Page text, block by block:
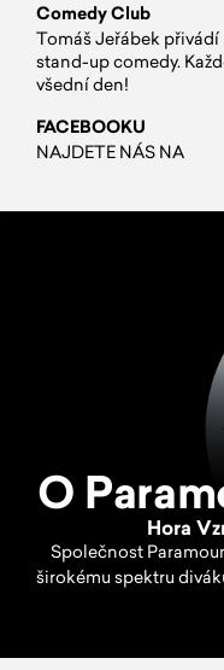
Comedy Club
Tomáš Jeřábek přivádí
stand-up comedy.
všední den!
FACEBOOKU
NAJDETE NÁS NA
O
Hora
Společnost
širokému spektru